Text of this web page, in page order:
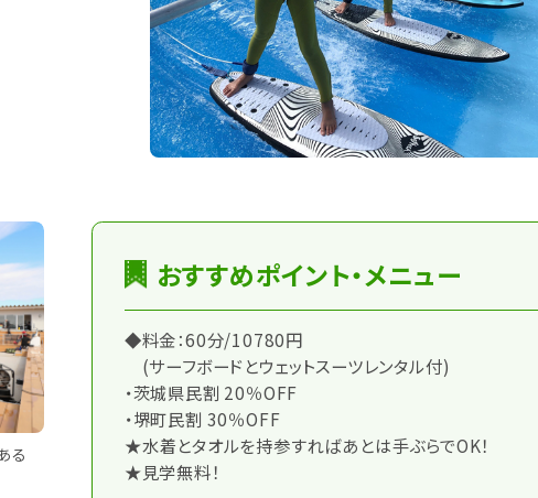
る
おすすめポイント・メニュー
◆料金：60分/10780円
(サーフボードとウェットスーツレンタル付)
・茨城県民割 20％OFF
・堺町民割 30％OFF
★水着とタオルを持参すればあとは手ぶらでOK！
★見学無料！